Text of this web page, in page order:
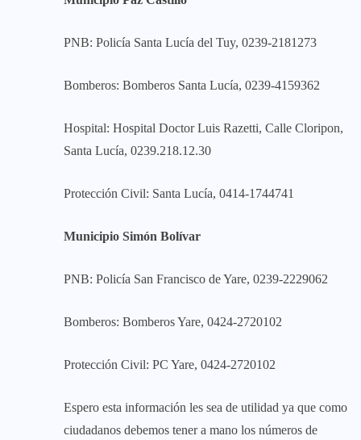
PNB: Policía Santa Lucía del Tuy, 0239-2181273
Bomberos: Bomberos Santa Lucía, 0239-4159362
Hospital: Hospital Doctor Luis Razetti, Calle Cloripon,
Santa Lucía, 0239.218.12.30
Protección Civil: Santa Lucía, 0414-1744741
Municipio Simón Bolívar
PNB: Policía San Francisco de Yare, 0239-2229062
Bomberos: Bomberos Yare, 0424-2720102
Protección Civil: PC Yare, 0424-2720102
Espero esta información les sea de utilidad ya que como
ciudadanos debemos tener a mano los números de